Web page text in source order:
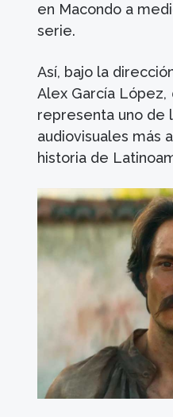
en Macondo a
serie.
Así, bajo la
Alex García López,
representa uno de
audiovisuales más
historia de